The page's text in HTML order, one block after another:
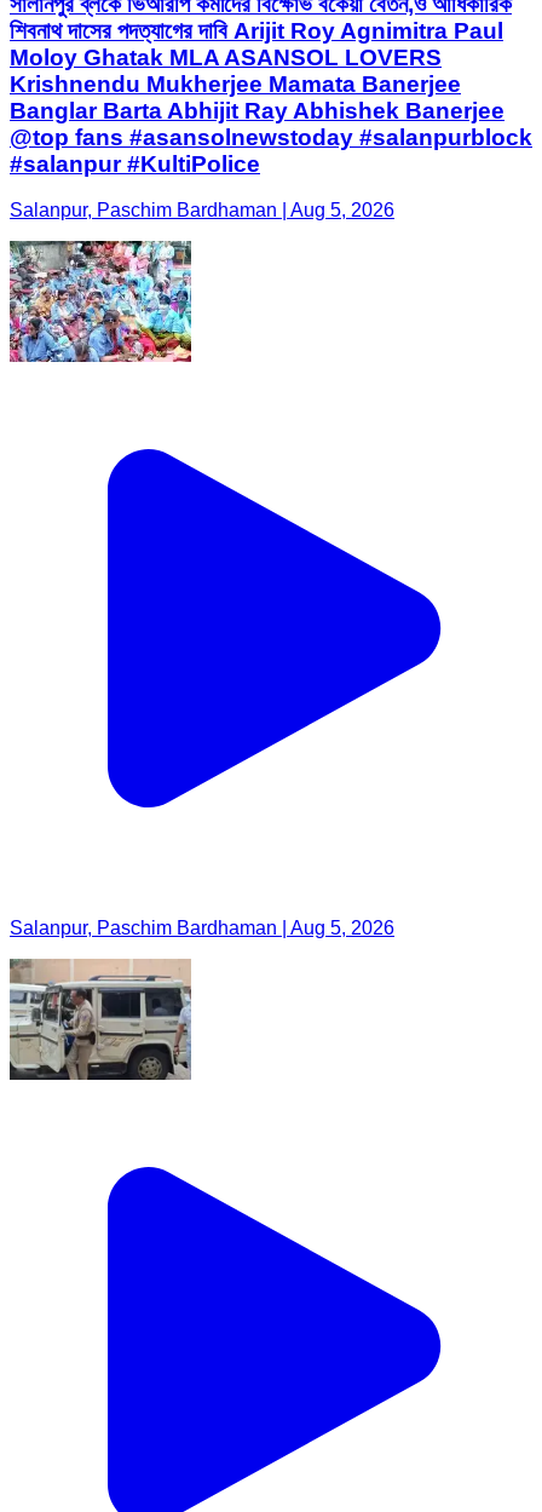
শিবনাথ দাসের পদত্যাগের দাবি Arijit Roy Agnimitra Paul
Moloy Ghatak MLA ASANSOL LOVERS
Krishnendu Mukherjee Mamata Banerjee
Banglar Barta Abhijit Ray Abhishek Banerjee
@top fans #asansolnewstoday #salanpurblock
#salanpur #KultiPolice
Salanpur, Paschim Bardhaman | Aug 5, 2026
Salanpur, Paschim Bardhaman | Aug 5, 2026